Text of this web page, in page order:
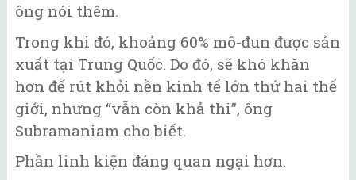
ông nói thêm.
Trong khi đó, khoảng 60% mô-đun được sản
xuất tại Trung Quốc. Do đó, sẽ khó khăn
hơn để rút khỏi nền kinh tế lớn thứ hai thế
giới, nhưng “vẫn còn khả thi”, ông
Subramaniam cho biết.
Phần linh kiện đáng quan ngại hơn.